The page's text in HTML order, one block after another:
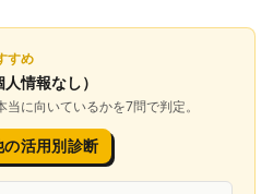
すめ
人情報なし）
当に向いているかを7問で判定。
の活用別診断